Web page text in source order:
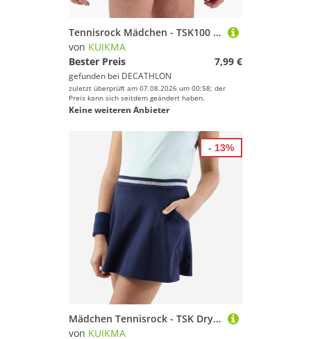
Tennisrock Mädchen - TSK100 marineblau
von KUIKMA
Bester Preis
7,99 €
gefunden bei DECATHLON
zuletzt überprüft am 07.08.2026 um 00:58; der
Preis kann sich seitdem geändert haben.
Keine weiteren Anbieter
Mädchen Tennisrock - TSK Dry marineblau
von KUIKMA
- 13%